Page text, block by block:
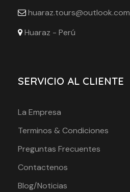
huaraz.tours@outlook.com
Huaraz - Perú
SERVICIO AL CLIENTE
La Empresa
Terminos & Condiciones
Preguntas Frecuentes
Contactenos
Blog/Noticias